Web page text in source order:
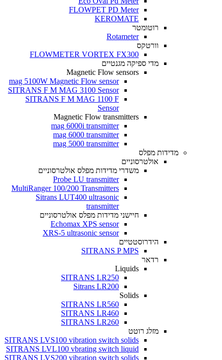
FLOWPET PD Meter
KEROMATE
רוטומטר
Rotameter
וורטקס
FLOWMETER VORTEX FX300
מדי ספיקה מגנטיים
Magnetic Flow sensors
mag 5100W Magnetic Flow sensor
SITRANS F M MAG 3100 Sensor
SITRANS F M MAG 1100 F
Sensor
Magnetic Flow transmitters
mag 6000i transmitter
mag 6000 transmitter
mag 5000 transmitter
מדידות מפלס
אולטרסוניים
משדרי מדידות מפלס אולטרסוניים
Probe LU transmitter
MultiRanger 100/200 Transmitters
Sitrans LUT400 ultrasonic
transmitter
חיישני מדידות מפלס אולטרסוניים
Echomax XPS sensor
XRS-5 ultrasonic sensor
הידרוסטטיים
SITRANS P MPS
רדאר
Liquids
SITRANS LR250
Sitrans LR200
Solids
SITRANS LR560
SITRANS LR460
SITRANS LR260
מזלג רוטט
SITRANS LVS100 vibration switch solids
SITRANS LVL100 vbrating switch liquid
SITRANS LVS200 vibration switch solids